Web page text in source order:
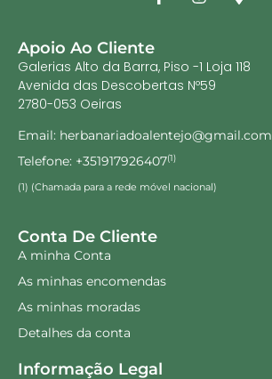
Apoio Ao Cliente
Galerias Alto da Barra, Piso -1 Loja 118
Avenida das Descobertas Nº59
2780-053 Oeiras
Email: herbanariadoalentejo@gmail.com
Telefone: +351917926407(1)
(1) (Chamada para a rede móvel nacional)
Conta De Cliente
A minha Conta
As minhas encomendas
As minhas moradas
Detalhes da conta
Informação Legal